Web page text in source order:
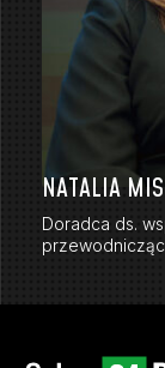
NATALIA
Doradca ds.